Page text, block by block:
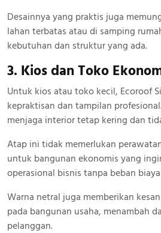
Desainnya yang praktis juga
lahan terbatas atau di samping
kebutuhan dan struktur yang ada.
3. Kios dan Toko
Untuk kios atau toko kecil, Ecoroof
kepraktisan dan tampilan
menjaga interior tetap kering dan
Atap ini tidak memerlukan
untuk bangunan ekonomis yang
operasional bisnis tanpa beban
Warna netral juga memberikan
pada bangunan usaha, menambah
pelanggan.